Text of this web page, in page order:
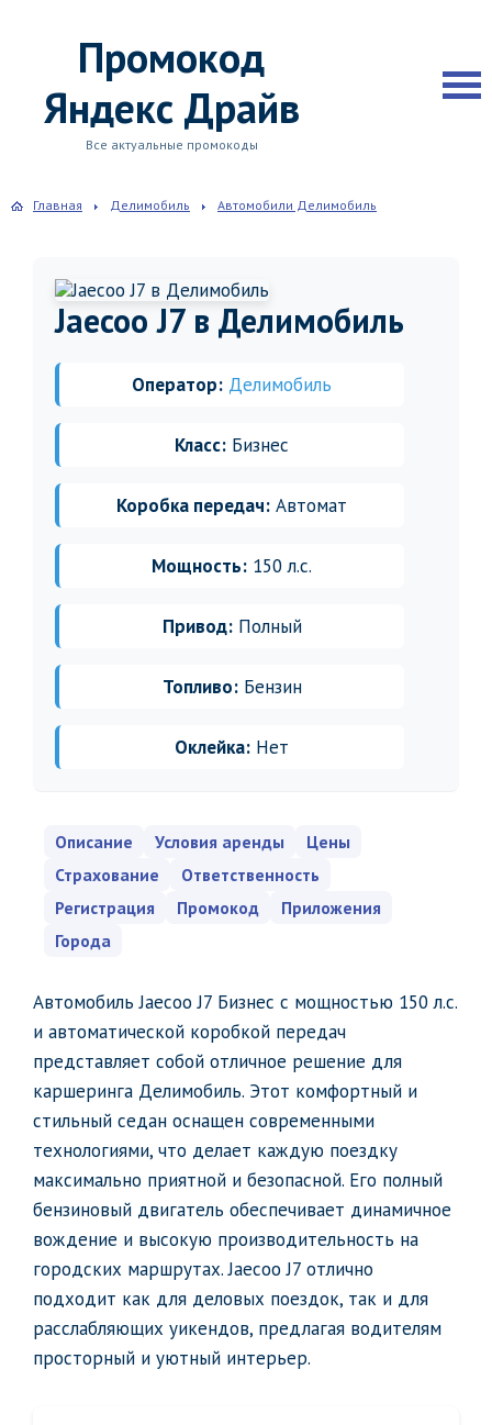
Промокод
Яндекс Драйв
Все актуальные промокоды
Главная Делимобиль Автомобили Делимобиль
Jaecoo J7 в Делимобиль
Оператор: Делимобиль
Класс: Бизнес
Коробка передач: Автомат
Мощность: 150 л.с.
Привод:Полный
Топливо:Бензин
Оклейка: Нет
Описание Условия аренды
Цены
Страхование
Ответственность
Регистрация
Промокод
Приложения
Города
Автомобиль Jaecoo J7 Бизнес с мощностью 150 л.с.
и автоматической коробкой передач
представляет собой отличное решение для
каршеринга Делимобиль. Этот комфортный и
стильный седан оснащен современными
технологиями, что делает каждую поездку
максимально приятной и безопасной. Его полный
бензиновый двигатель обеспечивает динамичное
вождение и высокую производительность на
городских маршрутах. Jaecoo J7 отлично
подходит как для деловых поездок, так и для
расслабляющих уикендов, предлагая водителям
просторный и уютный интерьер.